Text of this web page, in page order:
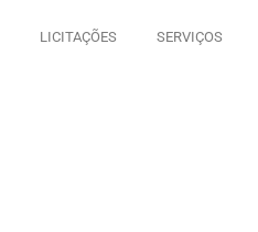
LICITAÇÕES SERVIÇOS